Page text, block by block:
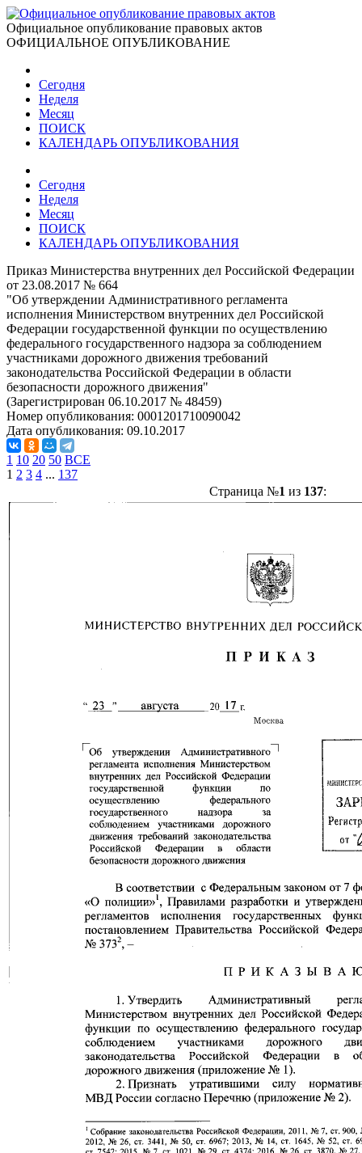
Официальное опубликование правовых актов
ОФИЦИАЛЬНОЕ ОПУБЛИКОВАНИЕ
Сегодня
Неделя
Месяц
ПОИСК
КАЛЕНДАРЬ ОПУБЛИКОВАНИЯ
Сегодня
Неделя
Месяц
ПОИСК
КАЛЕНДАРЬ ОПУБЛИКОВАНИЯ
Приказ Министерства внутренних дел Российской Федерации
от 23.08.2017 № 664
"Об утверждении Административного регламента
исполнения Министерством внутренних дел Российской
Федерации государственной функции по осуществлению
федерального государственного надзора за соблюдением
участниками дорожного движения требований
законодательства Российской Федерации в области
безопасности дорожного движения"
(Зарегистрирован 06.10.2017 № 48459)
Номер опубликования: 0001201710090042
Дата опубликования: 09.10.2017
1 10 20 50 ВСЕ
1 2 3 4 ... 137
Страница №1 из 137: